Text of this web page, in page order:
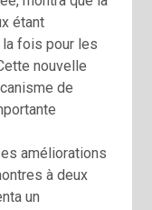
étant
fois pour les
nouvelle
de
améliorations
à deux
un